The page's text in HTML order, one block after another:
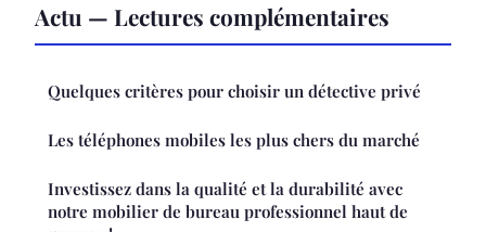
Actu — Lectures complémentaires
Quelques critères pour choisir un détective privé
Les téléphones mobiles les plus chers du marché
Investissez dans la qualité et la durabilité avec
notre mobilier de bureau professionnel haut de